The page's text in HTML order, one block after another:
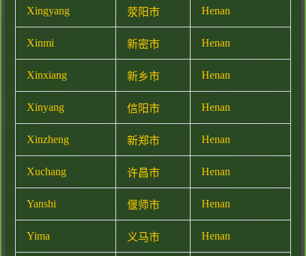
Xingyang 荥阳市 Henan
Xinmi 新密市 Henan
Xinxiang 新乡市 Henan
Xinyang 信阳市 Henan
Xinzheng 新郑市 Henan
Xuchang 许昌市 Henan
Yanshi 偃师市 Henan
Yima 义马市 Henan